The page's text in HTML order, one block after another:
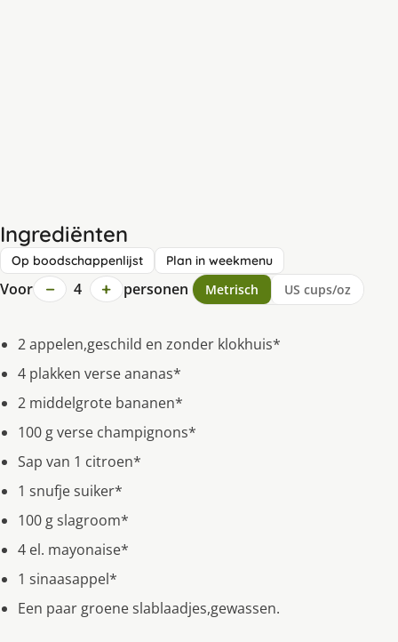
Ingrediënten
Op boodschappenlijst Plan in weekmenu
Voor − 4 + personen Metrisch US cups/oz
2 appelen,geschild en zonder klokhuis*
4 plakken verse ananas*
2 middelgrote bananen*
100 g verse champignons*
Sap van 1 citroen*
1 snufje suiker*
100 g slagroom*
4 el. mayonaise*
1 sinaasappel*
Een paar groene slablaadjes,gewassen.